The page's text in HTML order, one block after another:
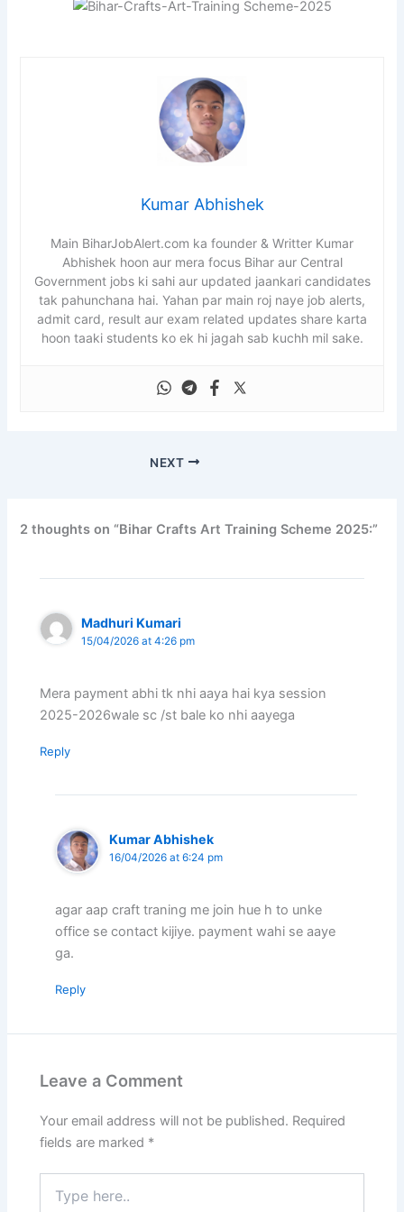
Kumar Abhishek
Main BiharJobAlert.com ka founder & Writter Kumar
Abhishek hoon aur mera focus Bihar aur Central
Government jobs ki sahi aur updated jaankari candidates
tak pahunchana hai. Yahan par main roj naye job alerts,
admit card, result aur exam related updates share karta
hoon taaki students ko ek hi jagah sab kuchh mil sake.
NEXT
2 thoughts on “Bihar Crafts Art Training Scheme 2025:”
Madhuri Kumari
15/04/2026 at 4:26 pm
Mera payment abhi tk nhi aaya hai kya session
2025-2026wale sc /st bale ko nhi aayega
Reply
Kumar Abhishek
16/04/2026 at 6:24 pm
agar aap craft traning me join hue h to unke
office se contact kijiye. payment wahi se aaye
ga.
Reply
Leave a Comment
Your email address will not be published. Required
fields are marked *
here..